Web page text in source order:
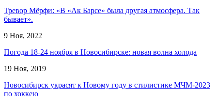
Тревор Мёрфи: «В «Ак Барсе» была другая атмосфера. Так
бывает».
9 Ноя, 2022
Погода 18-24 ноября в Новосибирске: новая волна холода
19 Ноя, 2019
Новосибирск украсят к Новому году в стилистике МЧМ-2023
по хоккею